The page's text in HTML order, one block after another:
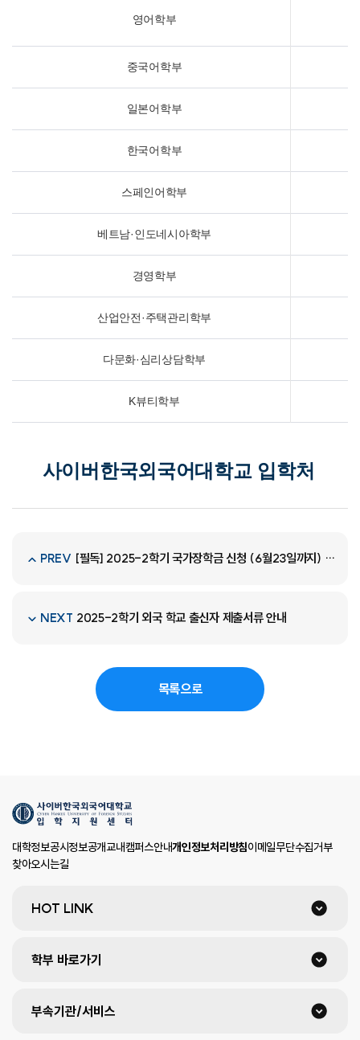
영어학부
중국어학부
일본어학부
한국어학부
스페인어학부
베트남·인도네시아학부
경영학부
산업안전·주택관리학부
다문화·심리상담학부
K뷰티학부
사이버한국외국어대학교 입학처
PREV [필독] 2025-2학기 국가장학금 신청 (6월23일까지) - 9구간까지 확대 -
NEXT 2025-2학기 외국 학교 출신자 제출서류 안내
목록으로
대학정보공시정보공개교내캠퍼스안내개인정보처리방침이메일무단수집거부
찾아오시는길
HOT LINK
학부 바로가기
부속기관/서비스